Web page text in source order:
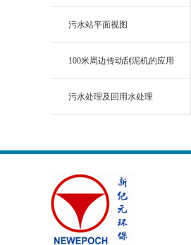
污水站平面视图
100米周边传动刮泥机的应用
污水处理及回用水处理